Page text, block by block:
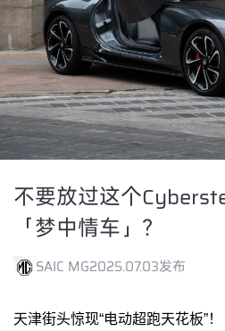
不要放过这个
「梦中情车」？
SAIC MG2025.07.03发布
天津街头惊现“电动超跑天花板”！